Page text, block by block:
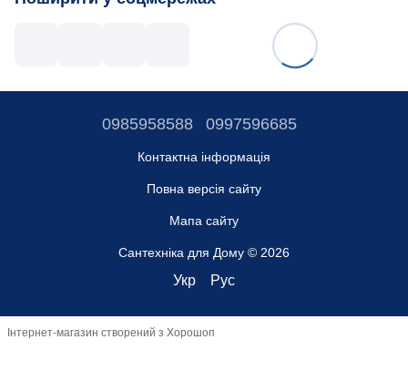
0985958588 0997596685
Контактна інформація
Повна версія сайту
Мапа сайту
Сантехніка для Дому © 2026
Укр Рус
Інтернет-магазин створений з Хорошоп